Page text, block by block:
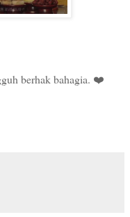
berhak bahagia. ❤️